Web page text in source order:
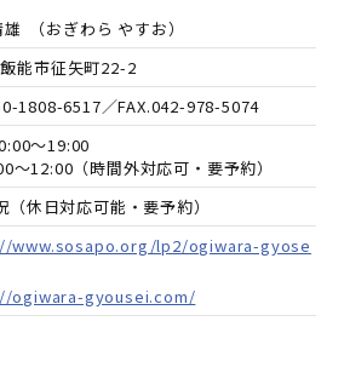
（おぎわら やすお）
能市征矢町22-2
1808-6517／FAX.042-978-5074
～19:00
～12:00（時間外対応可・要予約）
（休日対応可能・要予約）
www.sosapo.org/lp2/ogiwara-gyose
ogiwara-gyousei.com/